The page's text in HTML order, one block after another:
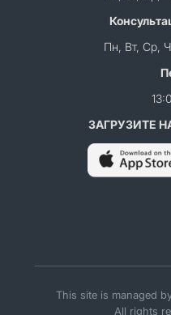
Пн, Вт, Ср,
ЗАГРУЗИТЕ
This site is managed
All rights